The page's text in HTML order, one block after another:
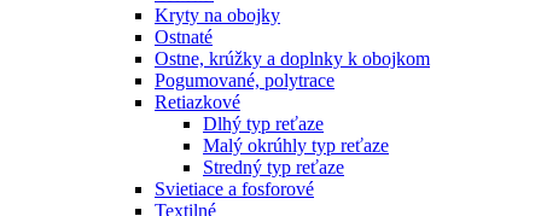
Kryty na obojky
Ostnaté
Ostne, krúžky a doplnky k obojkom
Pogumované, polytrace
Retiazkové
Dlhý typ reťaze
Malý okrúhly typ reťaze
Stredný typ reťaze
Svietiace a fosforové
Textilné